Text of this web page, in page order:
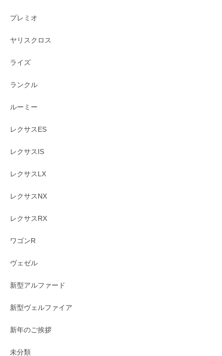
プレミオ
ヤリスクロス
ライズ
ランクル
ルーミー
レクサスES
レクサスIS
レクサスLX
レクサスNX
レクサスRX
ワゴンR
ヴェゼル
新型アルファード
新型ヴェルファイア
新年のご挨拶
未分類